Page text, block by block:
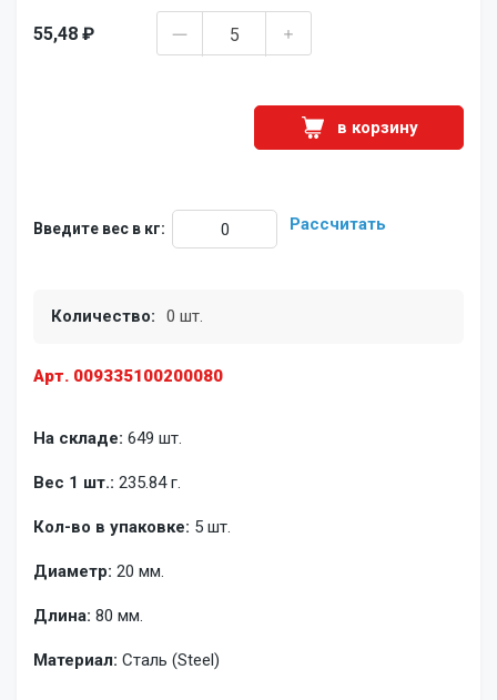
Арт. 009335100200080
На складе: 649 шт.
Вес 1 шт.: 235.84 г.
Кол-во в упаковке: 5 шт.
Диаметр: 20 мм.
Длина: 80 мм.
Материал: Сталь (Steel)
55,48 ₽
в корзину
Введите вес в кг: Рассчитать
Количество: 0 шт.